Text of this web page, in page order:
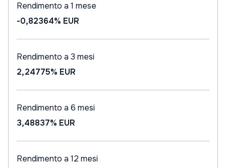
Rendimento a 1 mese
-0,82364% EUR
Rendimento a 3 mesi
2,24775% EUR
Rendimento a 6 mesi
3,48837% EUR
Rendimento a 12 mesi